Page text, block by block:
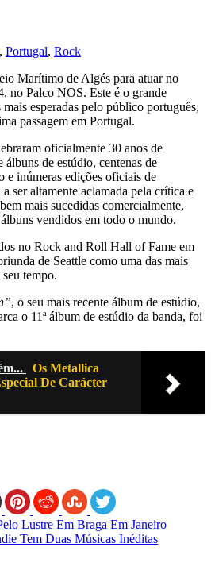
, Portugal, Rock
Marítimo de Algés para atuar no
no Palco NOS. Este é o grande
mais esperadas pelo público português,
passagem em Portugal.
oficialmente 30 anos de
de estúdio, centenas de
e inúmeras edições oficiais de
ser altamente aclamada pela crítica e
mais sucedidas comercialmente,
vendidos em todo o mundo.
no Rock and Roll Hall of Fame em
de Seattle como uma das mais
tempo.
, o seu mais recente álbum de estúdio,
o 11ª álbum de estúdio da banda, foi
Os Metallica
De Carácter
Lustre Em Braga Em Janeiro
Tem Duas Músicas Inéditas